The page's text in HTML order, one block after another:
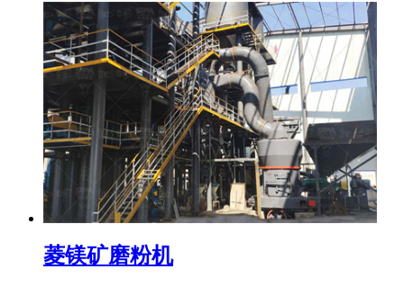
菱镁矿磨粉机